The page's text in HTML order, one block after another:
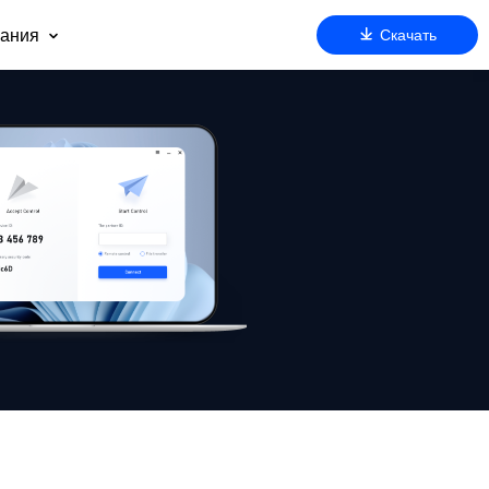
Партнерам
Почему AnyViewer
Скачать